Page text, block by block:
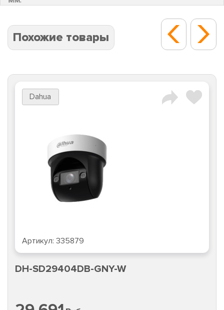
Похожие товары
Dahua
Артикул: 335879
DH-SD29404DB-GNY-W